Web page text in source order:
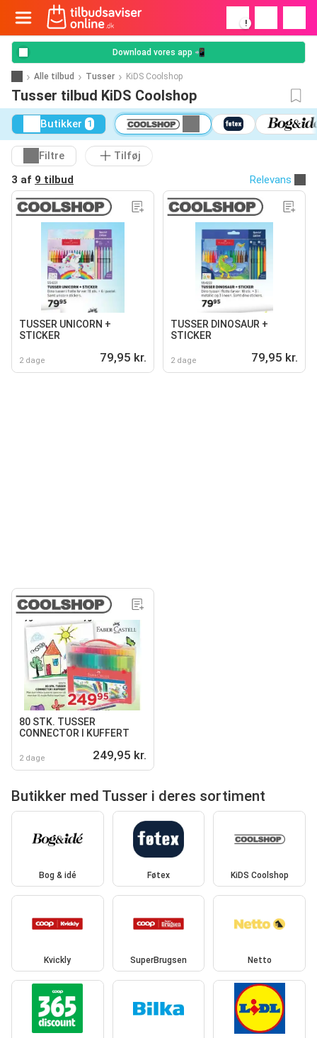
!
Download vores app 📲
Alle tilbud Tusser KiDS Coolshop
Tusser tilbud KiDS Coolshop
Butikker 1
Filtre
Tilføj
3 af 9 tilbud Relevans
TUSSER UNICORN +
STICKER
2 dage 79,95 kr.
TUSSER DINOSAUR +
STICKER
2 dage 79,95 kr.
80 STK. TUSSER
CONNECTOR I KUFFERT
2 dage 249,95 kr.
Butikker med Tusser i deres sortiment
Bog & idé Føtex KiDS Coolshop
Kvickly SuperBrugsen Netto